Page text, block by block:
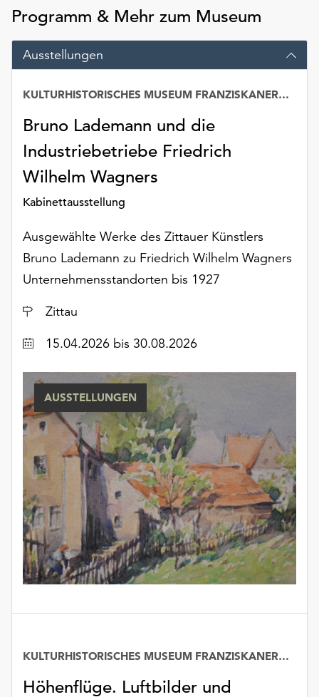
finden
Sie
unserer
Datenschutzerklärung
oder
dem
Impressum
Programm & Mehr zum Museum
Ausstellungen
Bruno Lademann und die
Industriebetriebe Friedrich
Wilhelm Wagners
Kabinettausstellung
KULTURHISTORISCHES MUSEUM FRANZISKANERKLOSTER
Ausgewählte Werke des Zittauer Künstlers
Bruno Lademann zu Friedrich Wilhelm Wagners
Unternehmensstandorten bis 1927
Ort
Zittau
Datum15.04.2026 bis 30.08.2026
AUSSTELLUNGEN
Höhenflüge. Luftbilder und
KULTURHISTORISCHES MUSEUM FRANZISKANERKLOSTER